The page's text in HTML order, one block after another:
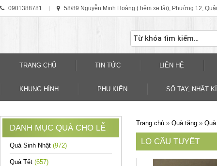
0901388781 58/89 Nguyễn Minh Hoàng ( hẻm xe tải), Phường 12,
TRANG CHỦ TIN TỨC LIÊN HỆ
KHUNG HÌNH PHỤ KIỆN SỐ TAY, NHẬT KÍ
DANH MỤC QUÀ CHO LỄ
Quà Sinh Nhật (972)
Quà Tết (657)
Trang chủ» Quà tặng»
LỌ CẦU TUYẾT